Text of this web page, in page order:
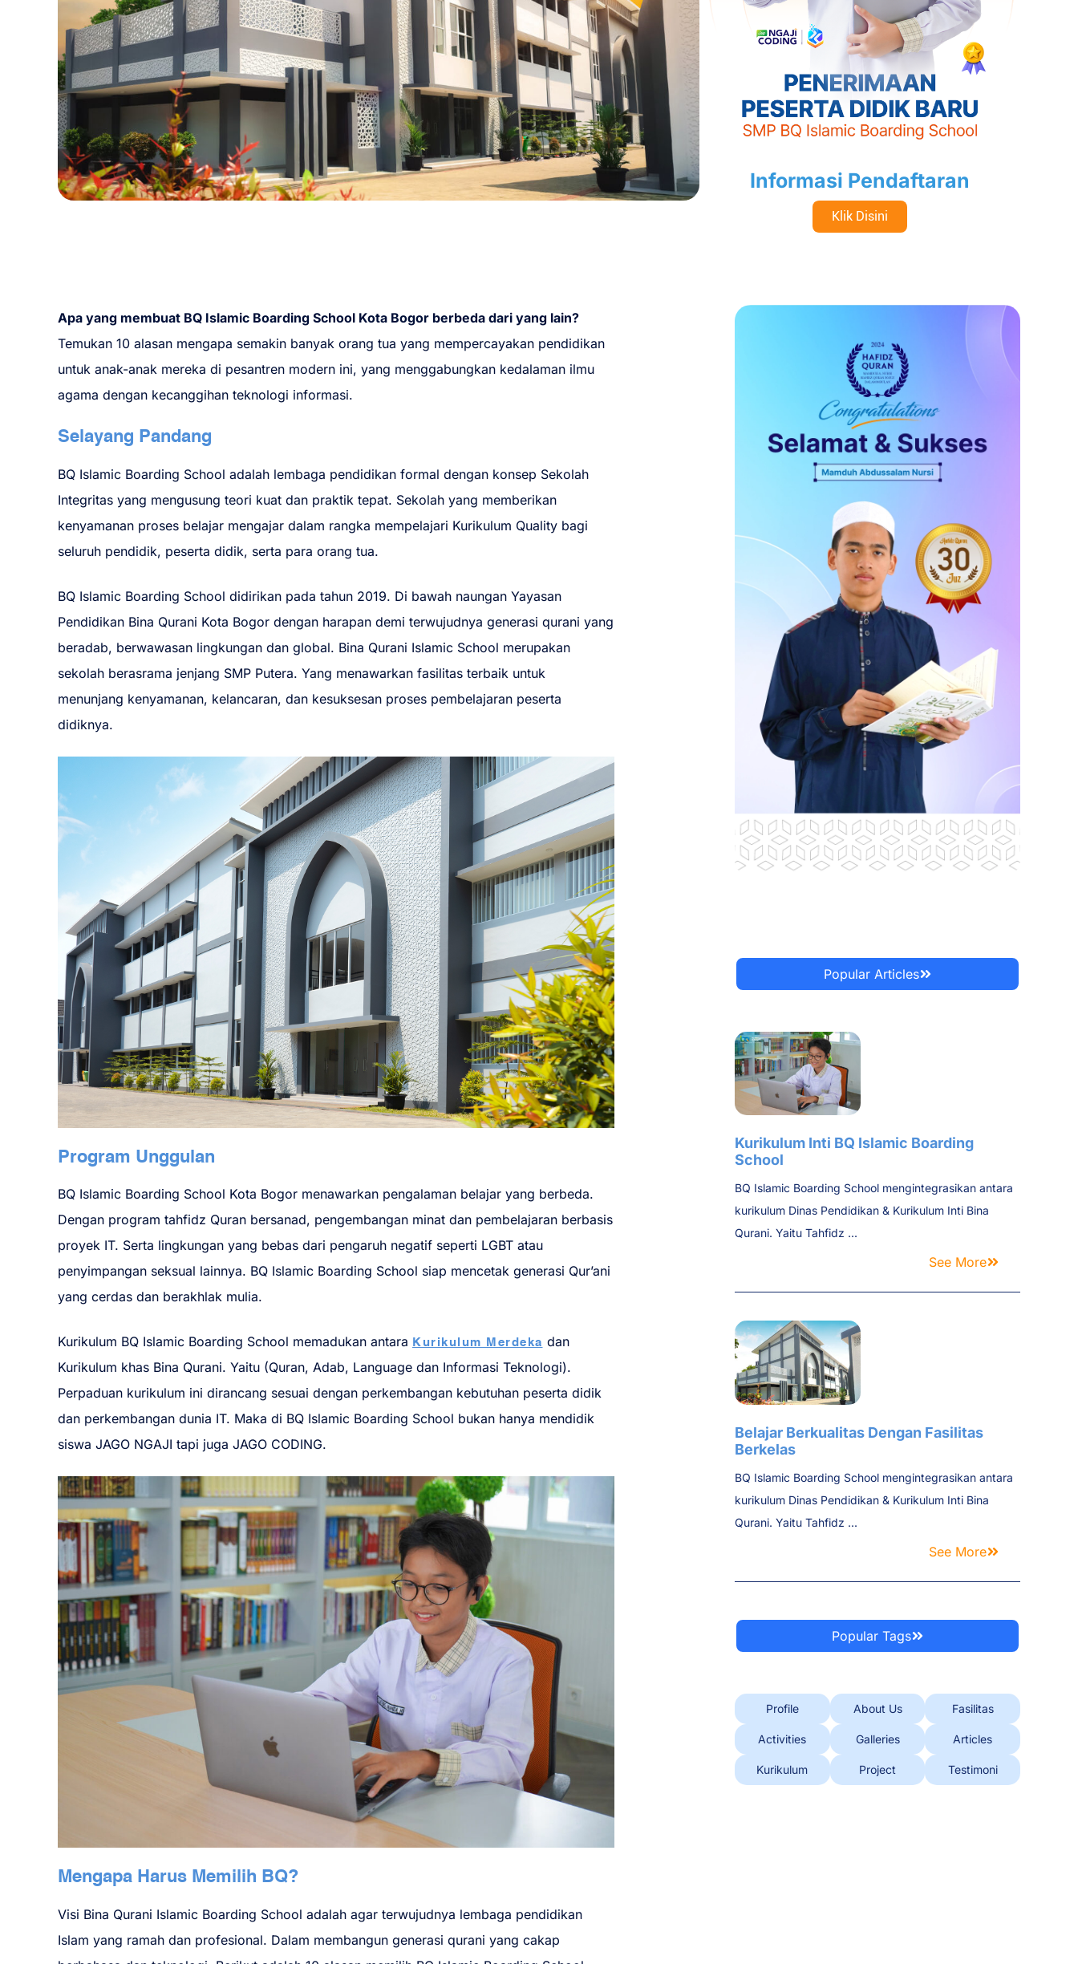
Informasi Pendaftaran
Klik Disini
Apa yang membuat BQ Islamic Boarding School Kota Bogor berbeda dari yang lain?
Temukan 10 alasan mengapa semakin banyak orang tua yang mempercayakan pendidikan
untuk anak-anak mereka di pesantren modern ini, yang menggabungkan kedalaman ilmu
agama dengan kecanggihan teknologi informasi.
Selayang Pandang
BQ Islamic Boarding School adalah lembaga pendidikan formal dengan konsep Sekolah
Integritas yang mengusung teori kuat dan praktik tepat. Sekolah yang memberikan
kenyamanan proses belajar mengajar dalam rangka mempelajari Kurikulum Quality bagi
seluruh pendidik, peserta didik, serta para orang tua.
BQ Islamic Boarding School didirikan pada tahun 2019. Di bawah naungan Yayasan
Pendidikan Bina Qurani Kota Bogor dengan harapan demi terwujudnya generasi qurani yang
beradab, berwawasan lingkungan dan global. Bina Qurani Islamic School merupakan
sekolah berasrama jenjang SMP Putera. Yang menawarkan fasilitas terbaik untuk
menunjang kenyamanan, kelancaran, dan kesuksesan proses pembelajaran peserta
didiknya.
Program Unggulan
BQ Islamic Boarding School Kota Bogor menawarkan pengalaman belajar yang berbeda.
Dengan program tahfidz Quran bersanad, pengembangan minat dan pembelajaran berbasis
proyek IT. Serta lingkungan yang bebas dari pengaruh negatif seperti LGBT atau
penyimpangan seksual lainnya. BQ Islamic Boarding School siap mencetak generasi Qur’ani
yang cerdas dan berakhlak mulia.
Kurikulum BQ Islamic Boarding School memadukan antara Kurikulum Merdeka dan
Kurikulum khas Bina Qurani. Yaitu (Quran, Adab, Language dan Informasi Teknologi).
Perpaduan kurikulum ini dirancang sesuai dengan perkembangan kebutuhan peserta didik
dan perkembangan dunia IT. Maka di BQ Islamic Boarding School bukan hanya mendidik
siswa JAGO NGAJI tapi juga JAGO CODING.
Mengapa Harus Memilih BQ?
Visi Bina Qurani Islamic Boarding School adalah agar terwujudnya lembaga pendidikan
Islam yang ramah dan profesional. Dalam membangun generasi qurani yang cakap
Popular Articles
Kurikulum Inti BQ Islamic Boarding
School
BQ Islamic Boarding School mengintegrasikan antara
kurikulum Dinas Pendidikan & Kurikulum Inti Bina
Qurani. Yaitu Tahfidz ...
See More
Belajar Berkualitas Dengan Fasilitas
Berkelas
BQ Islamic Boarding School mengintegrasikan antara
kurikulum Dinas Pendidikan & Kurikulum Inti Bina
Qurani. Yaitu Tahfidz ...
See More
Popular Tags
Profile About Us Fasilitas
Activities Galleries Articles
Kurikulum Project Testimoni